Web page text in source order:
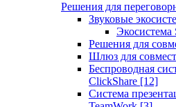
Решения для
Звуковые
Экосистема
Решения для
Шлюз для
Беспроводная
ClickShare [12]
Система